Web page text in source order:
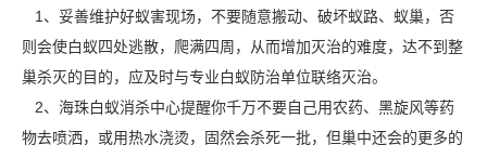
1、妥善维护好蚁害现场，不要随意搬动、破坏蚁路、蚁巢，否
则会使白蚁四处逃散，爬满四周，从而增加灭治的难度，达不到整
巢杀灭的目的，应及时与专业白蚁防治单位联络灭治。
2、海珠白蚁消杀中心提醒你千万不要自己用农药、黑旋风等药
物去喷洒，或用热水浇烫，固然会杀死一批，但巢中还会的更多的